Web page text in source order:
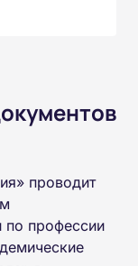
проводит
по профессии